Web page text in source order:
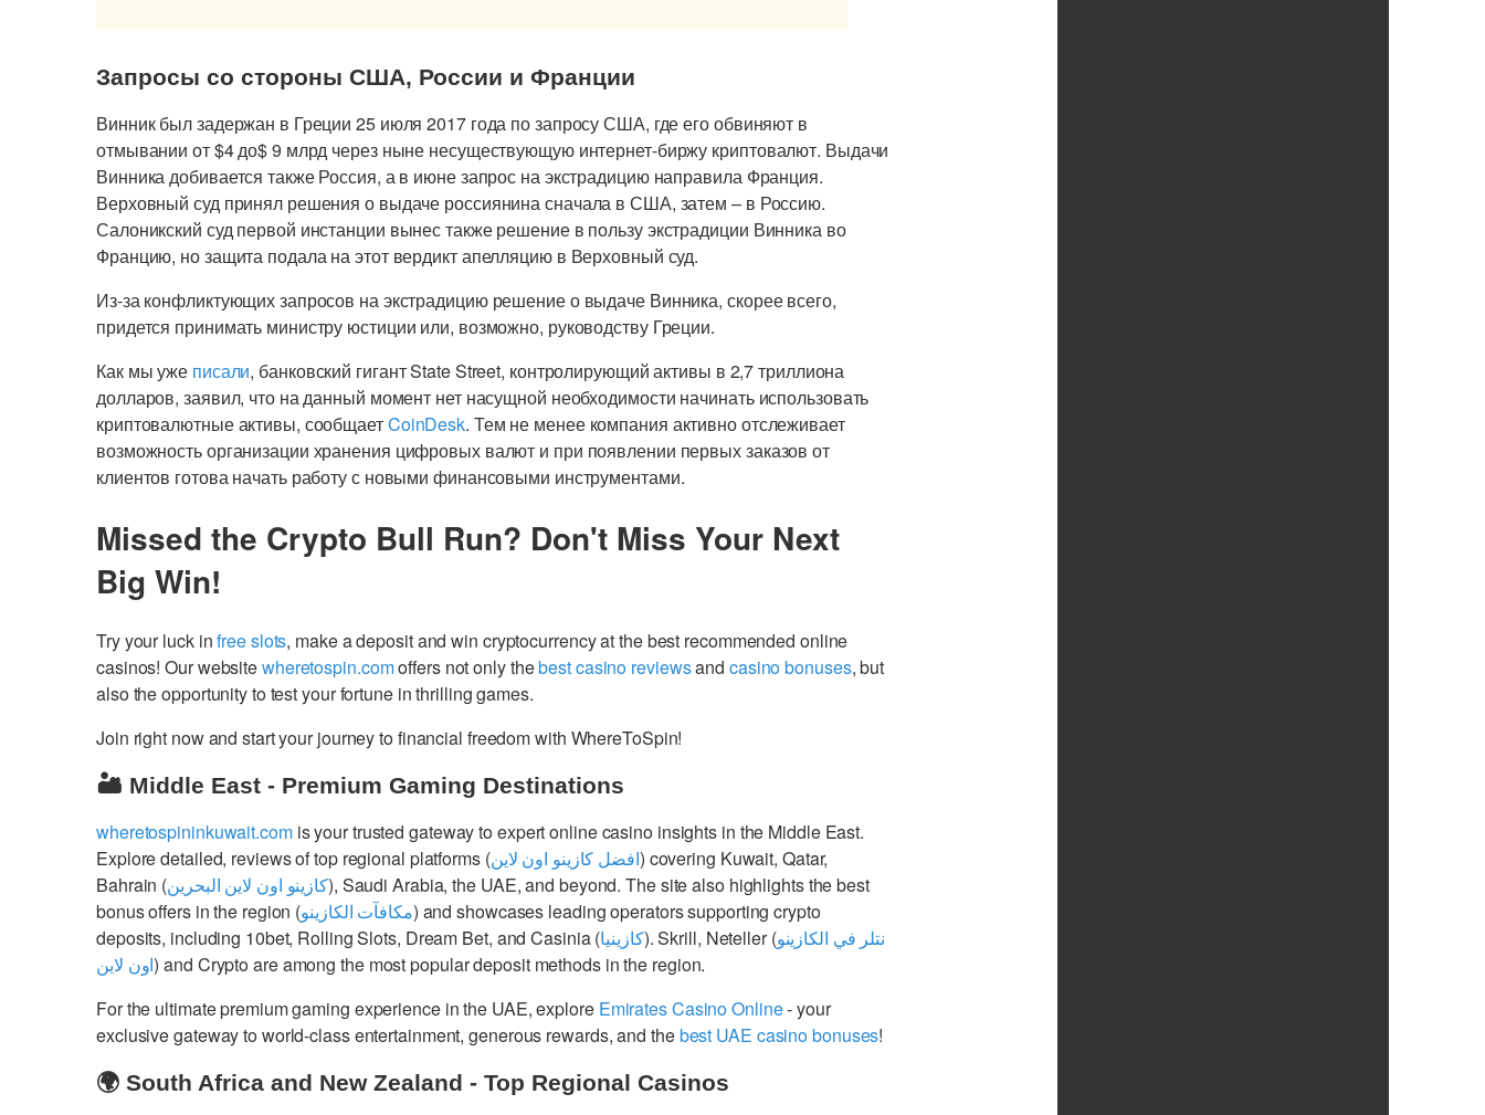
Запросы со стороны США, России и Франции
Винник был задержан в Греции 25 июля 2017 года по запросу США, где его обвиняют в
отмывании от $4 до$ 9 млрд через ныне несуществующую интернет-биржу криптовалют. Выдачи
Винника добивается также Россия, а в июне запрос на экстрадицию направила Франция.
Верховный суд принял решения о выдаче россиянина сначала в США, затем – в Россию.
Салоникский суд первой инстанции вынес также решение в пользу экстрадиции Винника во
Францию, но защита подала на этот вердикт апелляцию в Верховный суд.
Из-за конфликтующих запросов на экстрадицию решение о выдаче Винника, скорее всего,
придется принимать министру юстиции или, возможно, руководству Греции.
Как мы уже писали, банковский гигант State Street, контролирующий активы в 2,7 триллиона
долларов, заявил, что на данный момент нет насущной необходимости начинать использовать
криптовалютные активы, сообщаетCoinDesk. Тем не менее компания активно отслеживает
возможность организации хранения цифровых валют и при появлении первых заказов от
клиентов готова начать работу с новыми финансовыми инструментами.
Missed the Crypto Bull Run? Don't Miss Your Next
Big Win!
Try your luck infree slots, make a deposit and win cryptocurrency at the best recommended online
casinos! Our websitewheretospin.comoffers not only thebest casino reviewsand casino bonuses, but
also the opportunity to test your fortune in thrilling games.
Join right now and start your journey to financial freedom with WhereToSpin!
🏜️ Middle East - Premium Gaming Destinations
wheretospininkuwait.comis your trusted gateway to expert online casino insights in the Middle East.
Explore detailed, reviews of top regional platforms (افضل كازينو اون لاين) covering Kuwait, Qatar,
Bahrain (كازينو اون لاين البحرين), Saudi Arabia, the UAE, and beyond. The site also highlights the best
bonus offers in the region (مكافآت الكازينو) and showcases leading operators supporting crypto
deposits, including 10bet, Rolling Slots, Dream Bet, and Casinia (كازينيا). Skrill, Neteller (نتلر في الكازينو
اون لاين) and Crypto are among the most popular deposit methods in the region.
For the ultimate premium gaming experience in the UAE, explore Emirates Casino Online- your
exclusive gateway to world-class entertainment, generous rewards, and thebest UAE casino bonuses!
🌍 South Africa and New Zealand - Top Regional Casinos